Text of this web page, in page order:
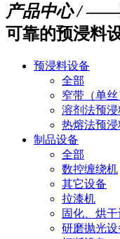
产品中心 /——
可靠的预浸料
预浸料设备
全部
窄带（单
溶剂法预浸
热熔法预浸
制品设备
全部
数控缠绕机
其它设备
拉漆机
固化、烘
研磨抛光设